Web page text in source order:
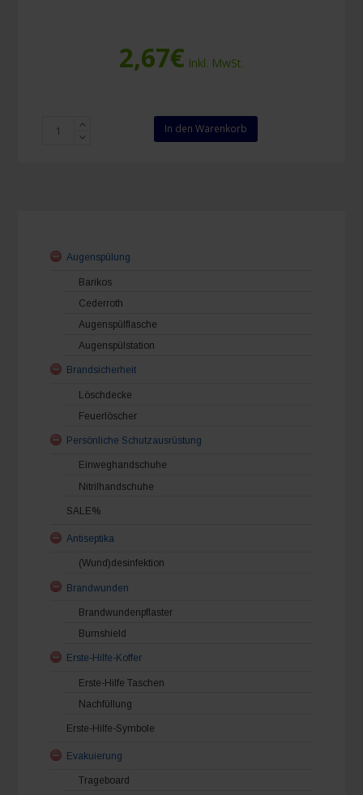
2,67€ Inkl. MwSt.
Rettungsdecke
In den Warenkorb
Augenspülung
Barikos
Cederroth
Augenspülflasche
Augenspülstation
Brandsicherheit
Löschdecke
Feuerlöscher
Persönliche Schutzausrüstung
Einweghandschuhe
Nitrilhandschuhe
SALE%
Antiseptika
(Wund)desinfektion
Brandwunden
Brandwundenpflaster
Burnshield
Erste-Hilfe-Koffer
Erste-Hilfe Taschen
Nachfüllung
Erste-Hilfe-Symbole
Evakuierung
Trageboard